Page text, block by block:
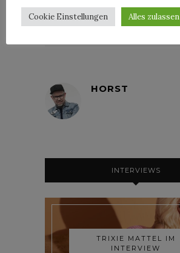
HORST
INTERVIEWS
TRIXIE MATTEL IM
INTERVIEW
Cookie Einstellungen Alles zulassen